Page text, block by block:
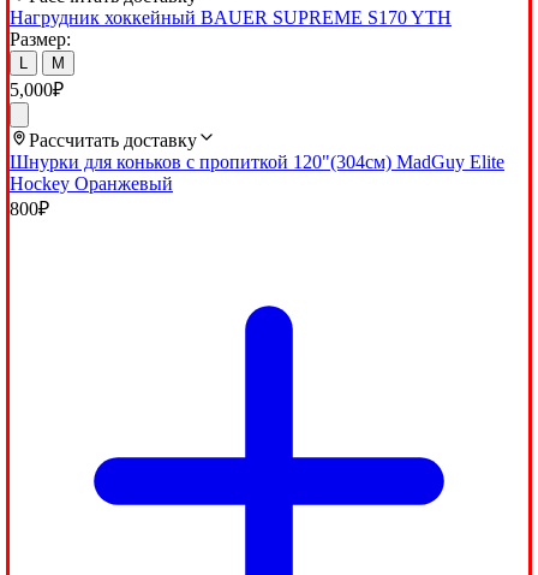
Нагрудник хоккейный BAUER SUPREME S170 YTH
Размер:
L M
5,000₽
Рассчитать доставку
Шнурки для коньков с пропиткой 120"(304см) MadGuy Elite
Hockey Оранжевый
800₽